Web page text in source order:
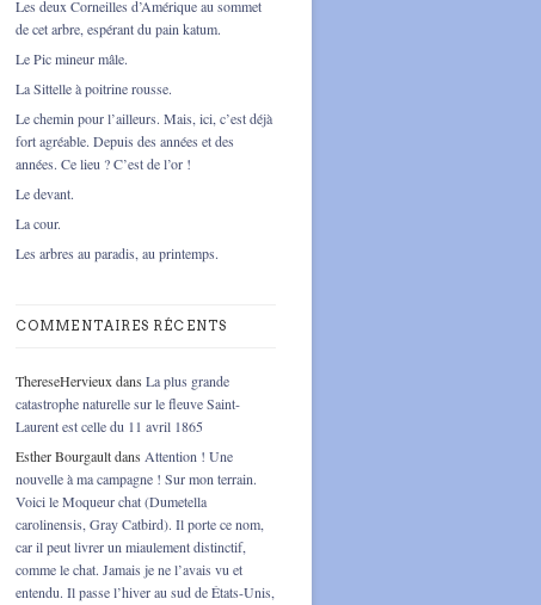
Les deux Corneilles d’Amérique au sommet
de cet arbre, espérant du pain katum.
Le Pic mineur mâle.
La Sittelle à poitrine rousse.
Le chemin pour l’ailleurs. Mais, ici, c’est déjà
fort agréable. Depuis des années et des
années. Ce lieu ? C’est de l’or !
Le devant.
La cour.
Les arbres au paradis, au printemps.
COMMENTAIRES RÉCENTS
ThereseHervieux dans La plus grande
catastrophe naturelle sur le fleuve Saint-
Laurent est celle du 11 avril 1865
Esther Bourgaultdans Attention ! Une
nouvelle à ma campagne ! Sur mon terrain.
Voici le Moqueur chat (Dumetella
carolinensis, Gray Catbird). Il porte ce nom,
car il peut livrer un miaulement distinctif,
comme le chat. Jamais je ne l’avais vu et
entendu. Il passe l’hiver au sud de États-Unis,